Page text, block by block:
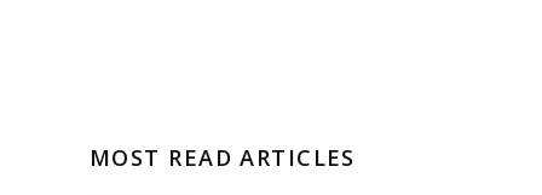
MOST READ ARTICLES